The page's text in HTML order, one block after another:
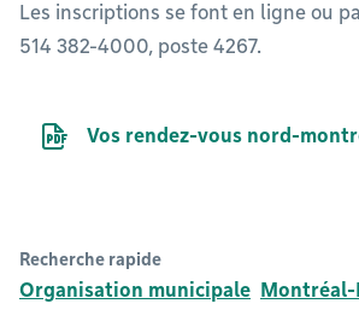
Les inscriptions se font en ligne ou
514 382-4000, poste 4267.
Document PDF
Vos rendez-vous nord-
Recherche rapide
Organisation municipale Montréal-